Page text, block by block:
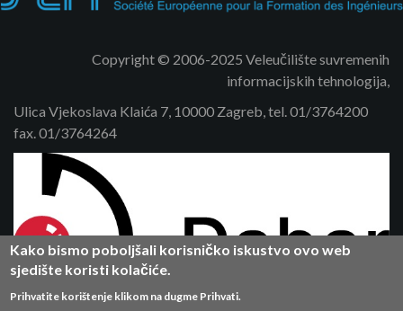
Copyright © 2006-2025 Veleučilište suvremenih
informacijskih tehnologija,
Ulica Vjekoslava Klaića 7, 10000 Zagreb, tel. 01/3764200
fax. 01/3764264
Kako bismo poboljšali korisničko iskustvo ovo web
sjedište koristi kolačiće.
Prihvatite korištenje klikom na dugme Prihvati.